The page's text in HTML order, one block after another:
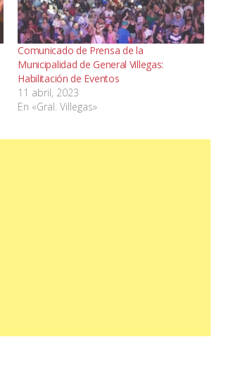
Comunicado de Prensa de la
Municipalidad de General Villegas:
Habilitación de Eventos
11 abril, 2023
En «Gral. Villegas»